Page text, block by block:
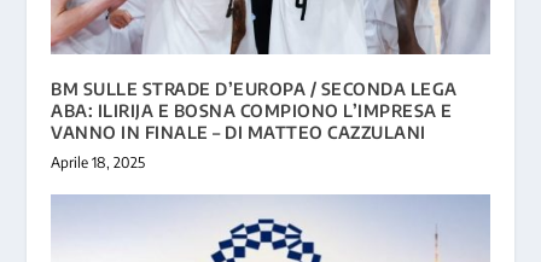
BM SULLE STRADE D’EUROPA / SECONDA LEGA
ABA: ILIRIJA E BOSNA COMPIONO L’IMPRESA E
VANNO IN FINALE – DI MATTEO CAZZULANI
Aprile 18, 2025